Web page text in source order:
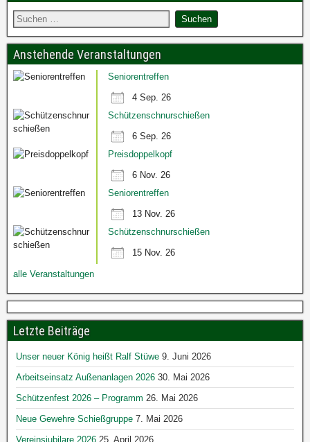
Anstehende Veranstaltungen
Seniorentreffen
4 Sep. 26
Schützenschnurschießen
6 Sep. 26
Preisdoppelkopf
6 Nov. 26
Seniorentreffen
13 Nov. 26
Schützenschnurschießen
15 Nov. 26
alle Veranstaltungen
Letzte Beiträge
Unser neuer König heißt Ralf Stüwe 9. Juni 2026
Arbeitseinsatz Außenanlagen 2026 30. Mai 2026
Schützenfest 2026 – Programm 26. Mai 2026
Neue Gewehre Schießgruppe 7. Mai 2026
Vereinsjubilare 2026 25. April 2026